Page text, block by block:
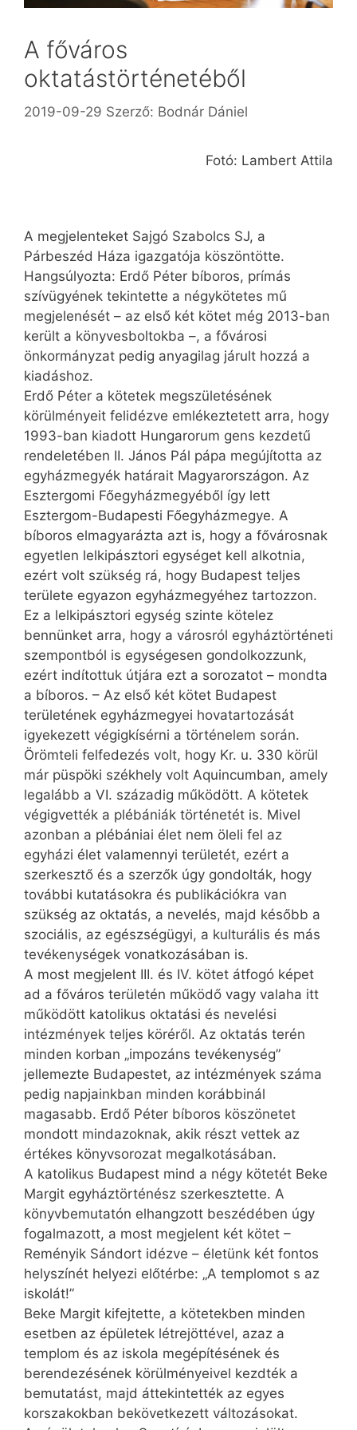
A főváros
oktatástörténetéből
2019-09-29 Szerző: Bodnár Dániel
Fotó: Lambert Attila
A megjelenteket Sajgó Szabolcs SJ, a
Párbeszéd Háza igazgatója köszöntötte.
Hangsúlyozta: Erdő Péter bíboros, prímás
szívügyének tekintette a négykötetes mű
megjelenését – az első két kötet még 2013-ban
került a könyvesboltokba –, a fővárosi
önkormányzat pedig anyagilag járult hozzá a
kiadáshoz.
Erdő Péter a kötetek megszületésének
körülményeit felidézve emlékeztetett arra, hogy
1993-ban kiadott Hungarorum gens kezdetű
rendeletében II. János Pál pápa megújította az
egyházmegyék határait Magyarországon. Az
Esztergomi Főegyházmegyéből így lett
Esztergom-Budapesti Főegyházmegye. A
bíboros elmagyarázta azt is, hogy a fővárosnak
egyetlen lelkipásztori egységet kell alkotnia,
ezért volt szükség rá, hogy Budapest teljes
területe egyazon egyházmegyéhez tartozzon.
Ez a lelkipásztori egység szinte kötelez
bennünket arra, hogy a városról egyháztörténeti
szempontból is egységesen gondolkozzunk,
ezért indítottuk útjára ezt a sorozatot – mondta
a bíboros. – Az első két kötet Budapest
területének egyházmegyei hovatartozását
igyekezett végigkísérni a történelem során.
Örömteli felfedezés volt, hogy Kr. u. 330 körül
már püspöki székhely volt Aquin­cumban, amely
legalább a VI. századig működött. A kötetek
végigvették a plébániák történetét is. Mivel
azonban a plébániai élet nem öleli fel az
egyházi élet valamennyi területét, ezért a
szerkesztő és a szerzők úgy gondolták, hogy
további kutatásokra és publikációkra van
szükség az oktatás, a nevelés, majd később a
szociális, az egészségügyi, a kulturális és más
tevékenységek vonatkozásában is.
A most megjelent III. és IV. kötet átfogó képet
ad a főváros területén működő vagy valaha itt
működött katolikus oktatási és nevelési
intézmények teljes köréről. Az oktatás terén
minden korban „impozáns tevékenység”
jellemezte Budapestet, az intézmények száma
pedig napjainkban minden korábbinál
magasabb. Erdő Péter bíboros köszönetet
mondott mindazoknak, akik részt vettek az
értékes könyvsorozat meg­alkotásában.
A katolikus Budapest mind a négy kötetét Beke
Margit egyháztörténész szerkesztette. A
könyvbemutatón elhangzott beszédében úgy
fogalmazott, a most megjelent két kötet –
Reményik Sándort idézve – életünk két fontos
helyszínét helyezi előtérbe: „A templomot s az
iskolát!”
Beke Margit kifejtette, a kötetekben minden
esetben az épületek létrejöttével, azaz a
templom és az iskola megépítésének és
berendezésének körülményeivel kezdték a
bemutatást, majd áttekintették az egyes
korszakokban bekövetkezett változásokat.